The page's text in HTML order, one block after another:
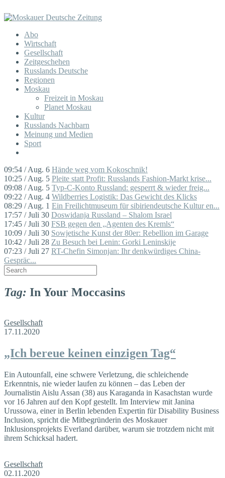
Abo
Wirtschaft
Gesellschaft
Zeitgeschehen
Russlands Deutsche
Regionen
Moskau
Freizeit in Moskau
Planet Moskau
Kultur
Russlands Nachbarn
Meinung und Medien
Sport
09:54 / Aug. 6 Hände weg vom Kokoschnik!
10:25 / Aug. 5 Pleite statt Profit: Russlands Fashion-Markt krise...
09:08 / Aug. 5 Typ-C-Konto Russland: gesperrt & wieder freig...
09:22 / Aug. 4 Wildberries Logistik: Das Gewicht des Klicks
08:29 / Aug. 1 Ein Freilichtmuseum für sibiriendeutsche Kultur en...
17:57 / Juli 30 Doswidanja Russland – Shalom Israel
17:45 / Juli 30 FSB gegen den „Agenten des Kremls“
10:09 / Juli 30 Sowjetische Kunst der 80er: Rebellion im Garage
10:42 / Juli 28 Zu Besuch bei Lenin: Gorki Leninskije
07:23 / Juli 27 RT-Chefin Simonjan: Ihr denkwürdiges China-
Gespräc...
Tag: In Your Moccasins
Gesellschaft
17.11.2020
„Ich bereue keinen einzigen Tag“
Ein Autounfall, eine schwere Verletzung, die schleichende
Erkenntnis, nie wieder laufen zu können – das Leben der
Journalistin Aislu Assan (38) aus Karaganda in Kasachstan wurde
vor 16 Jahren auf den Kopf gestellt. Im Interview mit Janina
Urussowa, einer in Berlin lebenden Expertin für Disability Business
Inclusion, spricht die Mitbegründerin des Moskauer
Inklusionsprojekts Everland darüber, warum sie trotzdem nicht mit
ihrem Schicksal hadert.
Gesellschaft
02.11.2020